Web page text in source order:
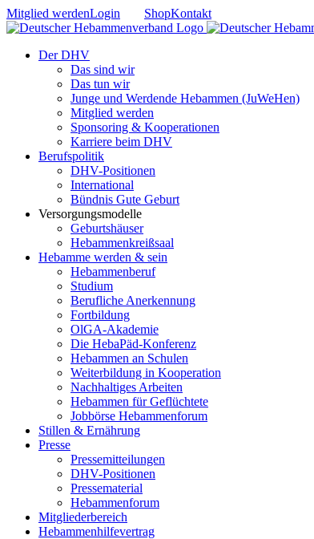
Zum
Inhalt
Mitglied werdenLogin ShopKontakt
Der DHV
Das sind wir
Das tun wir
Junge und Werdende Hebammen (JuWeHen)
Mitglied werden
Sponsoring & Kooperationen
Karriere beim DHV
Berufspolitik
DHV-Positionen
International
Bündnis Gute Geburt
Versorgungsmodelle
Geburtshäuser
Hebammenkreißsaal
Hebamme werden & sein
Hebammenberuf
Studium
Berufliche Anerkennung
Fortbildung
OlGA-Akademie
Die HebaPäd-Konferenz
Hebammen an Schulen
Weiterbildung in Kooperation
Nachhaltiges Arbeiten
Hebammen für Geflüchtete
Jobbörse Hebammenforum
Stillen & Ernährung
Presse
Pressemitteilungen
DHV-Positionen
Pressematerial
Hebammenforum
Mitgliederbereich
Hebammenhilfevertrag